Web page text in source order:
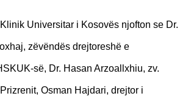
Universitar i Kosovës njofton se Dr.
zëvëndës drejtoreshë e
së, Dr. Hasan Arzoallxhiu, zv.
Osman Hajdari, drejtor i